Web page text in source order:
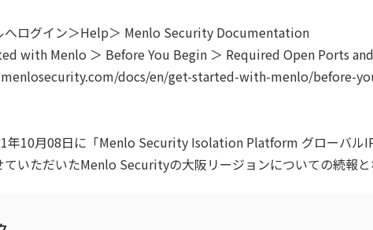
へログイン＞Help＞ Menlo Security Documentation
with Menlo ＞ Before You Begin ＞ Required Open Ports
docs/en/get-started-with-menlo/before-
年10月08日に「Menlo Security Isolation Platform グローバル
いただいたMenlo Securityの大阪リージョンについての続報と